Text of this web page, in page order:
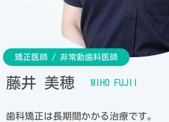
藤井 美穂
歯科矯正は長期間かかる治療です。